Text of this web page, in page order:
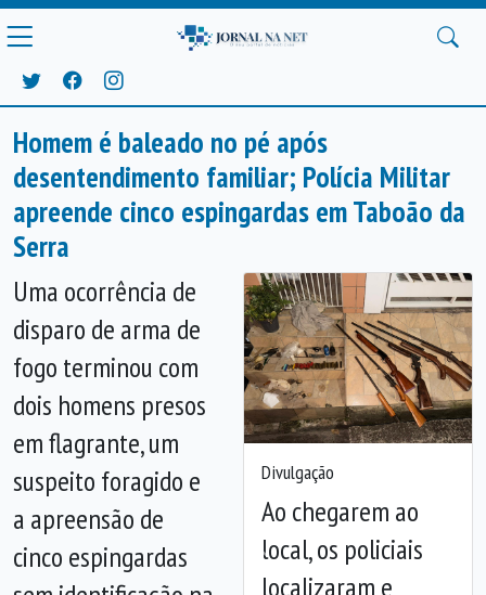
Homem é baleado no pé após
desentendimento familiar; Polícia Militar
apreende cinco espingardas em Taboão da
Serra
Divulgação
Ao chegarem ao
local, os policiais
localizaram e
Anterior
Uma ocorrência de
disparo de arma de
fogo terminou com
dois homens presos
em flagrante, um
suspeito foragido e
a apreensão de
cinco espingardas